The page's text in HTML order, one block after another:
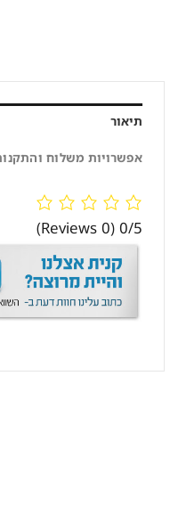
תיאור
אפשרויות משלוח והתקנות
0/5
(0 Reviews)